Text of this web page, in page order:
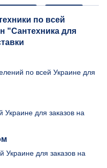
по всей Украине для
Украине для заказов на
Украине для заказов на